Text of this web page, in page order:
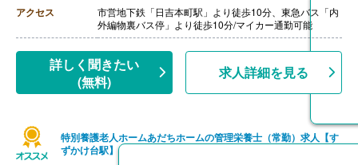
アクセス
市営地下鉄「日吉本町駅」より徒歩10分、東急バス「内
外編物裏バス停」より徒歩10分/マイカー通勤可能
詳しく聞きたい
(無料)
求人詳細を見る
特別養護老人ホームあだちホームの管理栄養士（常勤）求人【す
ずかけ台駅】